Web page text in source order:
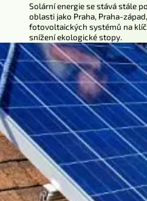
Solární energie se stává stále
oblasti jako Praha, Praha-
fotovoltaických systémů na
snížení ekologické stopy.